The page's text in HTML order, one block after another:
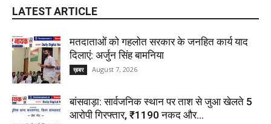
LATEST ARTICLE
मतदाताओं को गहलोत सरकार के जनहित कार्य याद
दिलाएं: अर्जुन सिंह बामनिया
ख़बर August 7, 2026
बांसवाड़ा: सार्वजनिक स्थान पर ताश से जुआ खेलते 5
आरोपी गिरफ्तार, ₹1190 नकद और...